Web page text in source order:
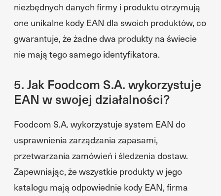
niezbędnych danych firmy i produktu otrzymują
one unikalne kody EAN dla swoich produktów, co
gwarantuje, że żadne dwa produkty na świecie
nie mają tego samego identyfikatora.
5. Jak Foodcom S.A. wykorzystuje
EAN w swojej działalności?
Foodcom S.A. wykorzystuje system EAN do
usprawnienia zarządzania zapasami,
przetwarzania zamówień i śledzenia dostaw.
Zapewniając, że wszystkie produkty w jego
katalogu mają odpowiednie kody EAN, firma